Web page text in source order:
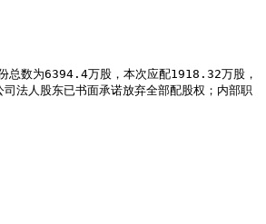
法人股东已书面承诺放弃全部配股权；内部职